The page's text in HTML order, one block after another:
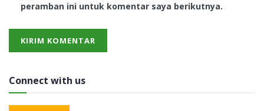
peramban ini untuk komentar saya berikutnya.
Connect with us